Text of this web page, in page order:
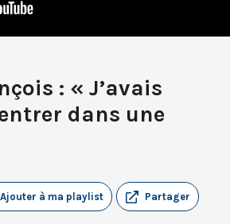
: « J’avais
dans une
Partager
Ajouter à ma playlist